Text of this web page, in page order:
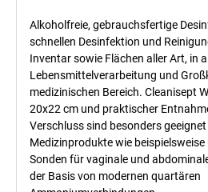
Alkoholfreie, gebrauchsfertige
schnellen Desinfektion und
Inventar sowie Flächen aller Art, in
Lebensmittelverarbeitung und
medizinischen Bereich. Cleanisept
20x22 cm und praktischer
Verschluss sind besonders
Medizinprodukte wie
Sonden für vaginale und
der Basis von modernen quartären